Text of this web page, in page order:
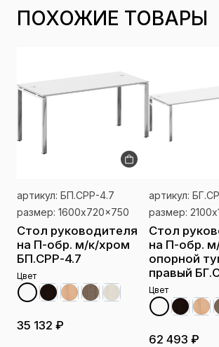
ПОХОЖИЕ ТОВАРЫ
артикул: БП.СРР-4.7
размер: 1600x720x750
Стол руководителя
на П-обр. м/к/хром
БП.СРР-4.7
Цвет
35 132 ₽
артикул:
размер:
Стол
на П-обр.
опорной
правый
Цвет
62 493 ₽